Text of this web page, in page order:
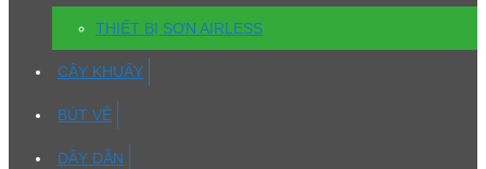
THIẾT BỊ SƠN AIRLESS
CÂY KHUẤY
BÚT VẼ
DÂY DẪN